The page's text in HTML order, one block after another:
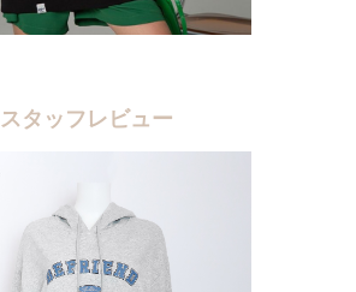
スタッフレビュー